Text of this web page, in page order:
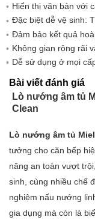
Nướng ở nhiệt độ
Không khí nóng
Nướng đối lưu
Nhiệt hai mặt
Nhiệt độ đáy
Tiện ích:
Cảm biến trực tiếp
Cửa mở nhẹ nhàng
Cửa đóng nhẹ
Đa ngôn ngữ
MyMiele
Hiển thị văn bản với
Đặc biệt dễ vệ sinh:
Đảm bảo kết quả
Không gian rộng rãi
Dễ sử dụng ở mọi
Bài viết đánh giá
Lò nướng âm tủ
Clean
Lò nướng âm tủ
tưởng cho căn bếp
năng an toàn vượt
sinh, cùng nhiều chế
nghiệm nấu nướng
gia dụng mà còn là